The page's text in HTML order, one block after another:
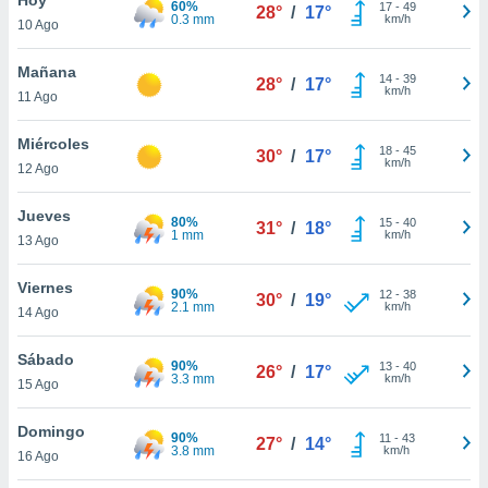
y
en
más
de
cookies
10 Ago
60%
0.3 mm
28° / 17° 17- 49
km/h
Mañana
11 Ago
28° / 17° 14- 39
km/h
Miércoles
12 Ago
30° / 17° 18- 45
km/h
Jueves
13 Ago
80%
1 mm
31° / 18° 15- 40
km/h
Viernes
14 Ago
90%
2.1 mm
30° / 19° 12- 38
km/h
Sábado
15 Ago
90%
3.3 mm
26° / 17° 13- 40
km/h
Domingo
16 Ago
90%
3.8 mm
27° / 14° 11 - 43
km/h